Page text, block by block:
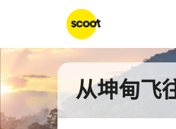
从坤甸飞